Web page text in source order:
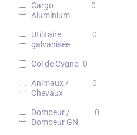
Cargo
Aluminium
0
Utilitaire
galvanisée
0
Col de Cygne 0
Animaux /
Chevaux
0
Dompeur /
Dompeur GN
0